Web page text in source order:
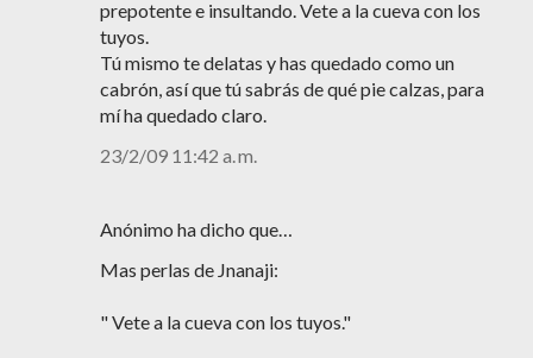
prepotente e insultando. Vete a la cueva con los
tuyos.
Tú mismo te delatas y has quedado como un
cabrón, así que tú sabrás de qué pie calzas, para
mí ha quedado claro.
23/2/09 11:42 a. m.
Anónimo ha dicho que…
Mas perlas de Jnanaji:
" Vete a la cueva con los tuyos."